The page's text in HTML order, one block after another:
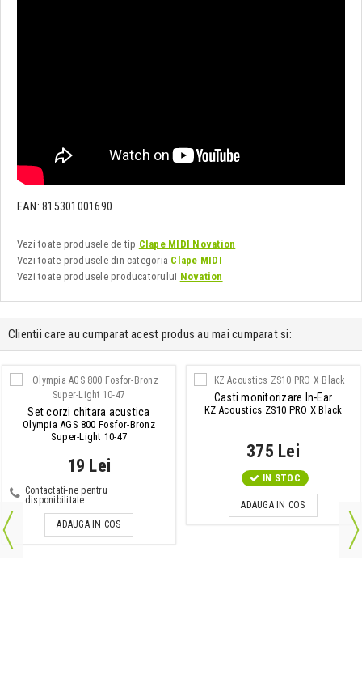
EAN: 815301001690
Vezi toate produsele de tip Clape MIDI Novation
Vezi toate produsele din categoria Clape MIDI
Vezi toate produsele producatorului Novation
Clientii care au cumparat acest produs au mai cumparat si:
Set corzi chitara acustica
Olympia AGS 800 Fosfor-Bronz
Super-Light 10-47
19 Lei
Contactati-ne pentru
disponibilitate
ADAUGA IN COS
Casti monitorizare In-Ear
KZ Acoustics ZS10 PRO X Black
375 Lei
IN STOC
ADAUGA IN COS